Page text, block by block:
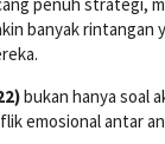
banyak rintangan
bukan hanya soal
emosional antar